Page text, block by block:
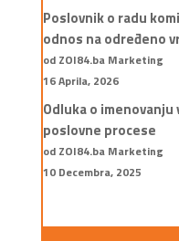
Poslovnik o radu
odnos na određeno
od ZOI84.ba Marketing
16 Aprila, 2026
Odluka o
poslovne procese
od ZOI84.ba Marketing
10 Decembra, 2025